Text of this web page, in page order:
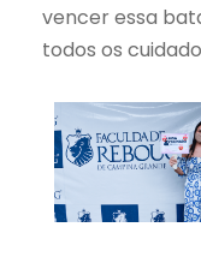
vencer essa
todos os